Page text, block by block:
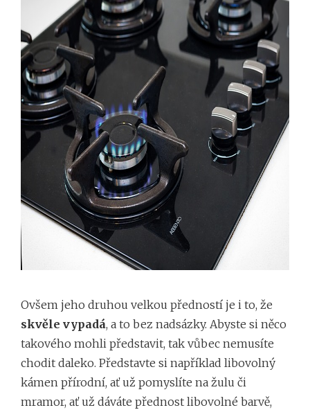
Ovšem jeho druhou velkou předností je i to, že
skvěle vypadá, a to bez nadsázky. Abyste si něco
takového mohli představit, tak vůbec nemusíte
chodit daleko. Představte si například libovolný
kámen přírodní, ať už pomyslíte na žulu či
mramor, ať už dáváte přednost libovolné barvě,